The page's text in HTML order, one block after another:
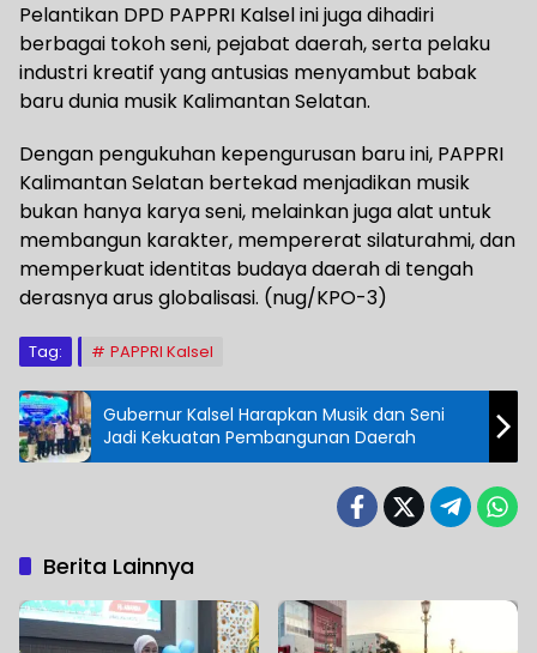
Pelantikan DPD PAPPRI Kalsel ini juga dihadiri
berbagai tokoh seni, pejabat daerah, serta pelaku
industri kreatif yang antusias menyambut babak
baru dunia musik Kalimantan Selatan.
Dengan pengukuhan kepengurusan baru ini, PAPPRI
Kalimantan Selatan bertekad menjadikan musik
bukan hanya karya seni, melainkan juga alat untuk
membangun karakter, mempererat silaturahmi, dan
memperkuat identitas budaya daerah di tengah
derasnya arus globalisasi. (nug/KPO-3)
Tag: PAPPRI Kalsel
Gubernur Kalsel Harapkan Musik dan Seni
Jadi Kekuatan Pembangunan Daerah
Berita Lainnya